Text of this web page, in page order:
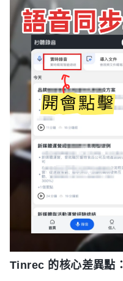
Tinrec 的核心差異點：